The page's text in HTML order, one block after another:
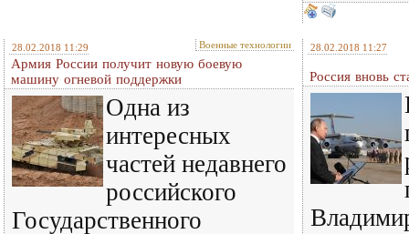
28.02.2018 11:29 Военные технологии
Армия России получит новую боевую
машину огневой поддержки
Одна из
интересных
частей недавнего
российского
Государственного
28.02.2018 11:27
Россия вновь